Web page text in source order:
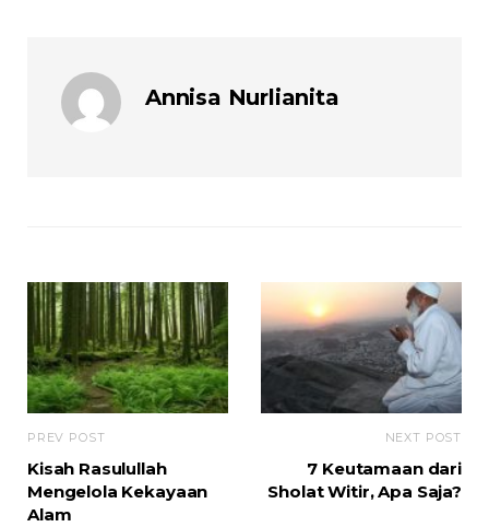
Annisa Nurlianita
PREV POST
Kisah Rasulullah
Mengelola Kekayaan
Alam
NEXT POST
7 Keutamaan dari
Sholat Witir, Apa Saja?